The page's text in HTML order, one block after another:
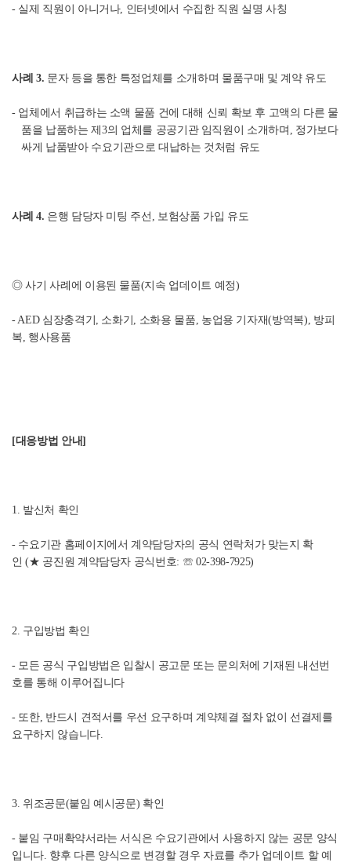
- 실제 직원이 아니거나, 인터넷에서 수집한 직원 실명 사칭
사례 3. 문자 등을 통한 특정업체를 소개하며 물품구매 및 계약 유도
- 업체에서 취급하는 소액 물품 건에 대해 신뢰 확보 후 고액의 다른 물
품을 납품하는 제3의 업체를 공공기관 임직원이 소개하며, 정가보다
싸게 납품받아 수요기관으로 대납하는 것처럼 유도
사례 4. 은행 담당자 미팅 주선, 보험상품 가입 유도
◎ 사기 사례에 이용된 물품(지속 업데이트 예정)
- AED 심장충격기, 소화기, 소화용 물품, 농업용 기자재(방역복), 방피
복, 행사용품
[대응방법 안내]
1. 발신처 확인
- 수요기관 홈페이지에서 계약담당자의 공식 연락처가 맞는지 확
인(★ 공진원 계약담당자 공식번호: ☏ 02-398-7925)
2. 구입방법 확인
- 모든 공식 구입방법은 입찰시 공고문 또는 문의처에 기재된 내선번
호를 통해 이루어집니다
- 또한, 반드시 견적서를 우선 요구하며 계약체결 절차 없이 선결제를
요구하지 않습니다.
3. 위조공문(붙임 예시공문) 확인
- 붙임 구매확약서라는 서식은 수요기관에서 사용하지 않는 공문 양식
입니다. 향후 다른 양식으로 변경할 경우 자료를 추가 업데이트 할 예